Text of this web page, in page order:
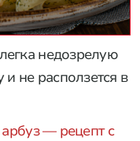
недозрелую
не расползется в
— рецепт с